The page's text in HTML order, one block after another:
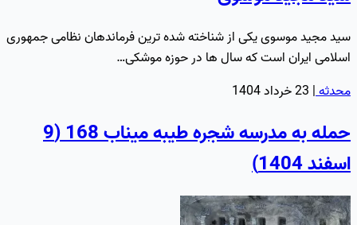
سید مجید موسوی یکی از شناخته شده ترین فرماندهان نظامی جمهوری
اسلامی ایران است که سال ها در حوزه موشکی…
محدثه| 23 خرداد 1404
حمله به مدرسه شجره طیبه میناب 168 (9
اسفند 1404)